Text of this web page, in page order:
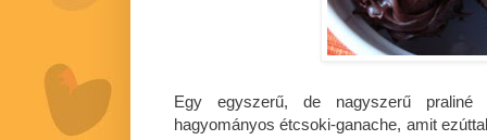
Egy egyszerű, de nagyszerű
hagyományos étcsoki-ganache, amit